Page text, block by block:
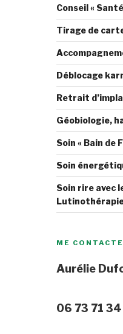
Conseil «
Tirage de
Déblocage
Retrait
Géobiologie,
Soin « Bain de
Soin
Soin rire avec
ME
Aurélie
06 73 71